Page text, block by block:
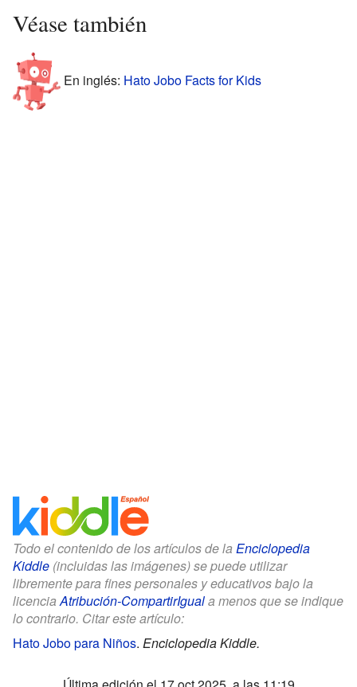
Véase también
En inglés: Hato Jobo Facts for Kids
Todo el contenido de los artículos de la Enciclopedia
Kiddle (incluidas las imágenes) se puede utilizar
libremente para fines personales y educativos bajo la
licenciaAtribución-CompartirIguala menos que se indique
lo contrario. Citar este artículo:
Hato Jobo para Niños. Enciclopedia Kiddle.